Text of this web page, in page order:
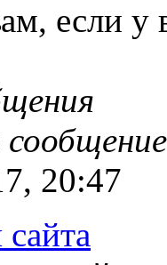
если у
сообщение
20:47